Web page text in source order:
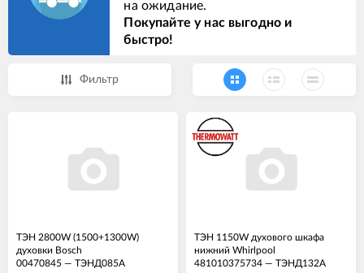
на ожидание.
Покупайте у нас выгодно и
быстро!
Фильтр
ТЭН 2800W (1500+1300W)
духовки Bosch
00470845 — ТЭНД085А
ТЭН 1150W духового шкафа
нижний Whirlpool
481010375734 — ТЭНД132А